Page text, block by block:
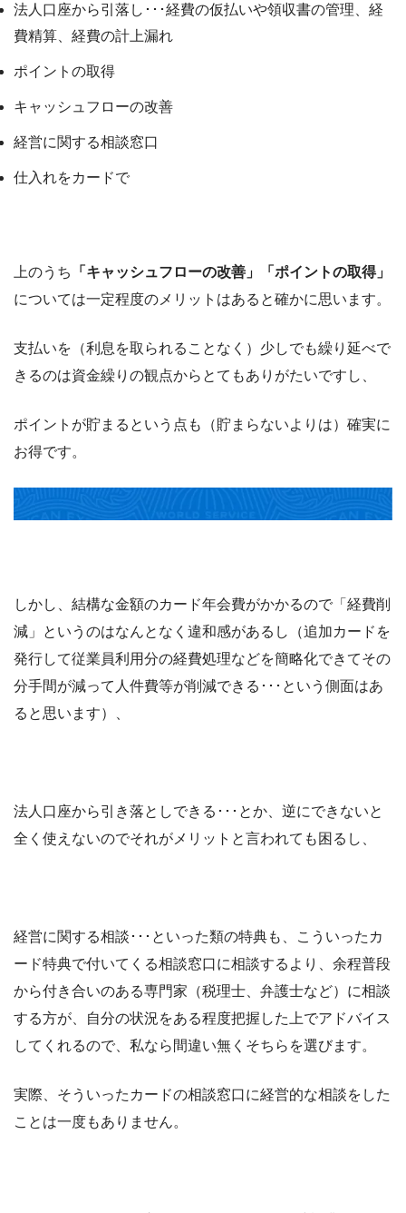
法人口座から引落し･･･経費の仮払いや領収書の管理、経
費精算、経費の計上漏れ
ポイントの取得
キャッシュフローの改善
経営に関する相談窓口
仕入れをカードで
上のうち
「キャッシュフローの改善」「ポイントの取得」
については一定程度のメリットはあると確かに思います。
支払いを（利息を取られることなく）少しでも繰り延べで
きるのは資金繰りの観点からとてもありがたいですし、
ポイントが貯まるという点も（貯まらないよりは）確実に
お得です。
しかし、結構な金額のカード年会費がかかるので「経費削
減」というのはなんとなく違和感があるし（追加カードを
発行して従業員利用分の経費処理などを簡略化できてその
分手間が減って人件費等が削減できる･･･という側面はあ
ると思います）、
法人口座から引き落としできる･･･とか、逆にできないと
全く使えないのでそれがメリットと言われても困るし、
経営に関する相談･･･といった類の特典も、こういったカ
ード特典で付いてくる相談窓口に相談するより、余程普段
から付き合いのある専門家（税理士、弁護士など）に相談
する方が、自分の状況をある程度把握した上でアドバイス
してくれるので、私なら間違い無くそちらを選びます。
実際、そういったカードの相談窓口に経営的な相談をした
ことは一度もありません。